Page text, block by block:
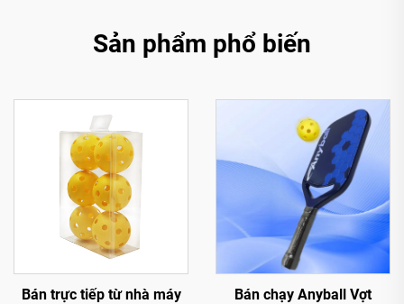
Sản phẩm phổ biến
Bán trực tiếp từ nhà máy
Bán chạy Anyball Vợt